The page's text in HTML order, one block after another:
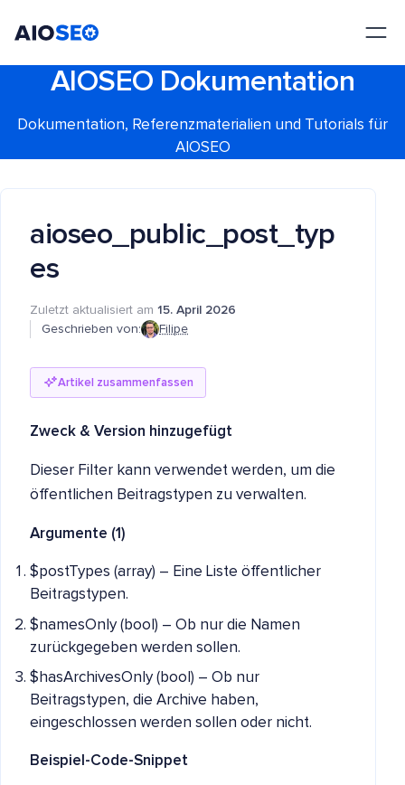
AIOSEO Dokumentation
Dokumentation, Referenzmaterialien und Tutorials für
AIOSEO
aioseo_public_post_typ
es
Zuletzt aktualisiert am 15. April 2026
Geschrieben von:
Filipe
Artikel zusammenfassen
Zweck & Version hinzugefügt
Dieser Filter kann verwendet werden, um die
öffentlichen Beitragstypen zu verwalten.
Argumente (1)
$postTypes (array) – Eine Liste öffentlicher
Beitragstypen.
$namesOnly (bool) – Ob nur die Namen
zurückgegeben werden sollen.
$hasArchivesOnly (bool) – Ob nur
Beitragstypen, die Archive haben,
eingeschlossen werden sollen oder nicht.
Beispiel-Code-Snippet